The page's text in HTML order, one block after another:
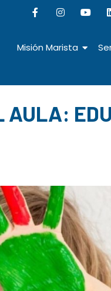
Misión Marista
AULA: